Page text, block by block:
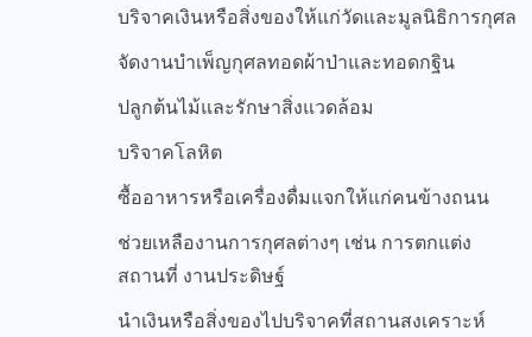
บริจาคเงินหรือสิ่งของให้แก่วัดและมูลนิธิการกุศล
จัดงานบำเพ็ญกุศลทอดผ้าป่าและทอดกฐิน
ปลูกต้นไม้และรักษาสิ่งแวดล้อม
บริจาคโลหิต
ซื้ออาหารหรือเครื่องดื่มแจกให้แก่คนข้างถนน
ช่วยเหลืองานการกุศลต่างๆ เช่น การตกแต่ง
สถานที่ งานประดิษฐ์
นำเงินหรือสิ่งของไปบริจาคที่สถานสงเคราะห์